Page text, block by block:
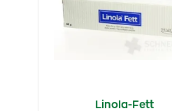
Linola-Fett